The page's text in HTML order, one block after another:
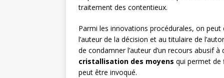
traitement des contentieux.
Parmi les innovations procédurales, on
l’auteur de la décision et au titulaire de
de condamner l’auteur d’un recours abusif
cristallisation des moyens qui permet de
peut être invoqué.